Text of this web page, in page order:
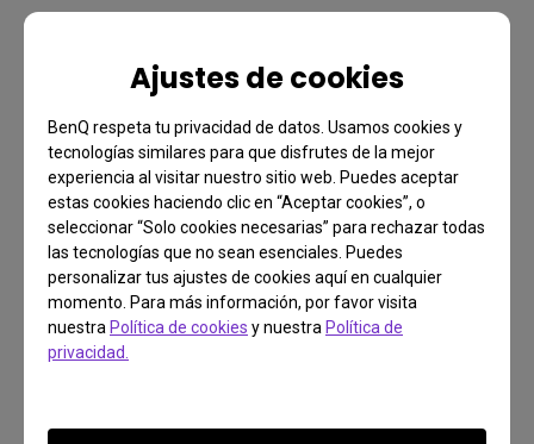
Ajustes de cookies
BenQ respeta tu privacidad de datos. Usamos cookies y
tecnologías similares para que disfrutes de la mejor
experiencia al visitar nuestro sitio web. Puedes aceptar
estas cookies haciendo clic en “Aceptar cookies”, o
seleccionar “Solo cookies necesarias” para rechazar todas
las tecnologías que no sean esenciales. Puedes
personalizar tus ajustes de cookies aquí en cualquier
momento. Para más información, por favor visita
nuestra Política de cookies y nuestra Política de
privacidad.
Preguntas Frecuentes
¿Tienes alguna pregunta?